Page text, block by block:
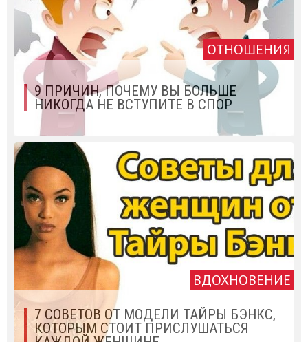
ОТНОШЕНИЯ
9 ПРИЧИН, ПОЧЕМУ ВЫ БОЛЬШЕ
НИКОГДА НЕ ВСТУПИТЕ В СПОР
ВДОХНОВЕНИЕ
7 СОВЕТОВ ОТ МОДЕЛИ ТАЙРЫ БЭНКС,
КОТОРЫМ СТОИТ ПРИСЛУШАТЬСЯ